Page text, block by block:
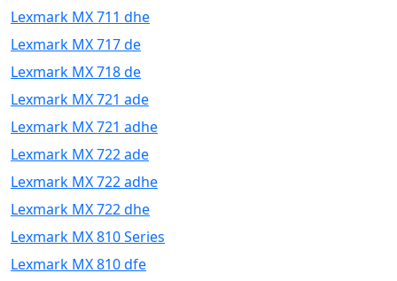
Lexmark MX 711 dhe
Lexmark MX 717 de
Lexmark MX 718 de
Lexmark MX 721 ade
Lexmark MX 721 adhe
Lexmark MX 722 ade
Lexmark MX 722 adhe
Lexmark MX 722 dhe
Lexmark MX 810 Series
Lexmark MX 810 dfe